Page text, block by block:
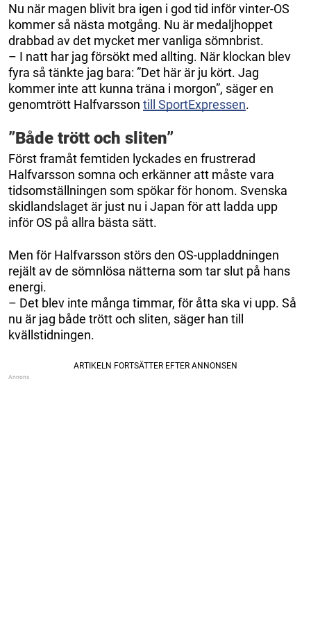
Nu när magen blivit bra igen i god tid inför vinter-OS
kommer så nästa motgång. Nu är medaljhoppet
drabbad av det mycket mer vanliga sömnbrist.
– I natt har jag försökt med allting. När klockan blev
fyra så tänkte jag bara: ”Det här är ju kört. Jag
kommer inte att kunna träna i morgon”, säger en
genomtrött Halfvarsson till SportExpressen.
”Både trött och sliten”
Först framåt femtiden lyckades en frustrerad
Halfvarsson somna och erkänner att måste vara
tidsomställningen som spökar för honom. Svenska
skidlandslaget är just nu i Japan för att ladda upp
inför OS på allra bästa sätt.
Men för Halfvarsson störs den OS-uppladdningen
rejält av de sömnlösa nätterna som tar slut på hans
energi.
– Det blev inte många timmar, för åtta ska vi upp. Så
nu är jag både trött och sliten, säger han till
kvällstidningen.